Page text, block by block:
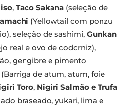
, Taco Sakana (seleção de
(Yellowtail com ponzu
seleção de sashimi, Gunkan
real e ovo de codorniz),
gengibre e pimento
(Barriga de atum, atum, foie
Toro, Nigiri Salmão e Trufa
braseado, yukari, lima e